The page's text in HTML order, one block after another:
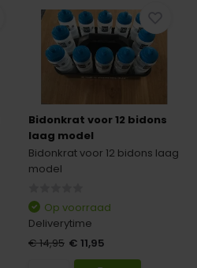
Bidonkrat voor 12 bidons
laag model
Bidonkrat voor 12 bidons laag
model
Op voorraad
Deliverytime
€ 14,95 € 11,95